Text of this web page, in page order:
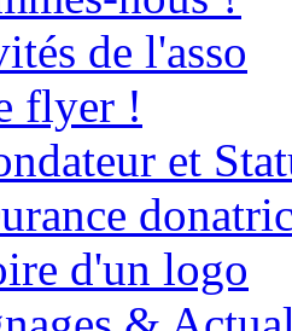
de l'asso
flyer !
et
d'un logo